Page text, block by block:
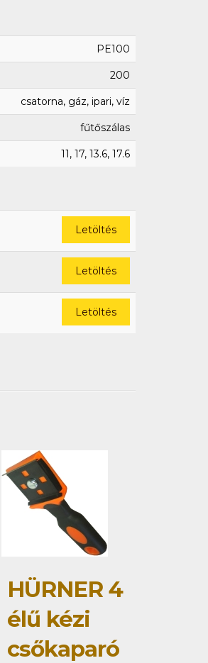
PE100
200
csatorna, gáz, ipari, víz
fűtőszálas
11, 17, 13.6, 17.6
Letöltés
Letöltés
Letöltés
HÜRNER 4
élű kézi
csőkaparó